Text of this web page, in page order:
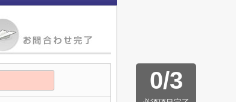
0/3